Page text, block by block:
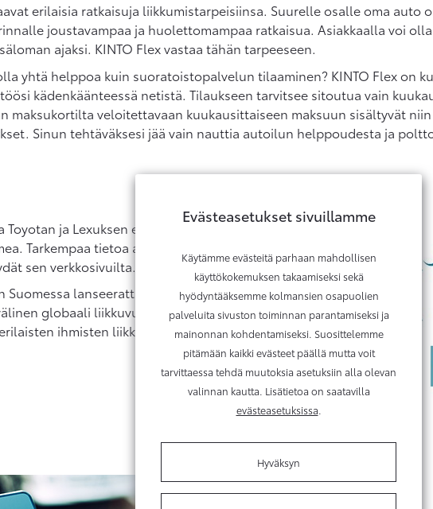
erilaisia ratkaisuja liikkumistarpeisiinsa. Suurelle osalle oma
joustavampaa ja huolettomampaa ratkaisua. Asiakkaalla voi
ajaksi. KINTO Flex vastaa tähän tarpeeseen.
yhtä helppoa kuin suoratoistopalvelun tilaaminen? KINTO Flex on
kädenkäänteessä netistä. Tilaukseen tarvitsee sitoutua vain
maksukortilta veloitettavaan kuukausittaiseen maksuun sisältyvät
Sinun tehtäväksesi jää vain nauttia autoilun helppoudesta ja
ja Lexuksen eri malleja kymmenillä
Tarkempaa tietoa autotarjoomasta ja
sen verkkosivuilta.
Suomessa lanseerattu KINTO-palvelu.
globaali liikkuvuuspalvelubrändi,
ihmisten liikkuvuutta edistävien
KINTO Flex
Evästeasetukset sivuillamme
Käytämme evästeitä parhaan mahdollisen
käyttökokemuksen takaamiseksi sekä
hyödyntääksemme kolmansien osapuolien
palveluita sivuston toiminnan parantamiseksi ja
mainonnan kohdentamiseksi. Suosittelemme
pitämään kaikki evästeet päällä mutta voit
tarvittaessa tehdä muutoksia asetuksiin alla olevan
valinnan kautta. Lisätietoa on saatavilla
evästeasetuksissa.
Hyväksyn